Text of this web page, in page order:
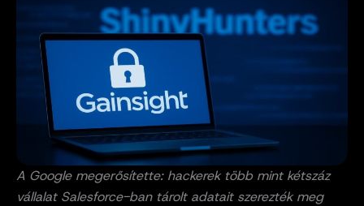
A Google megerősítette: hackerek több mint kétszáz
vállalat Salesforce-ban tárolt adatait szerezték meg